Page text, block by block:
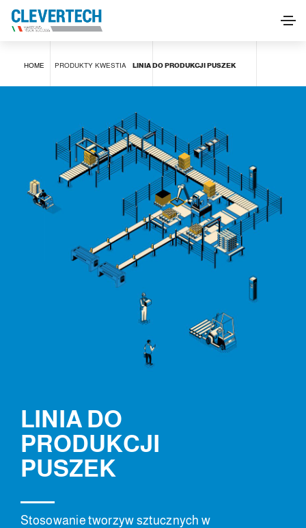
HOME PRODUKTY KWESTIA LINIA DO PRODUKCJI PUSZEK
LINIA DO
PRODUKCJI
PUSZEK
Stosowanie tworzyw sztucznych w